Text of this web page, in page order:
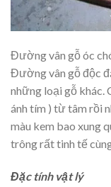
Đường vân gỗ óc
Đường vân gỗ độc
những loại gỗ khác.
ánh tím ) từ tâm rồi
màu kem bao xung
trông rất tinh tế
Đặc tính vật lý